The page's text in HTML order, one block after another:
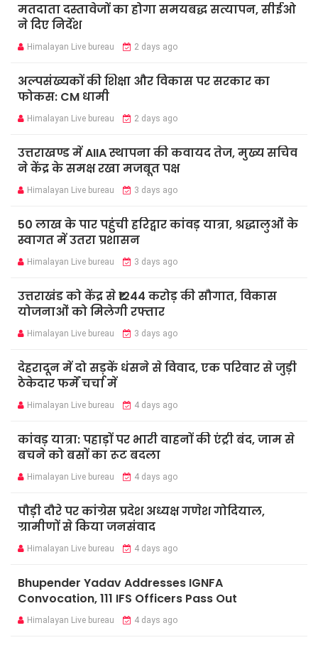
मतदाता दस्तावेजों का होगा समयबद्ध सत्यापन, सीईओ
ने दिए निर्देश
Himalayan Live bureau 2 days ago
अल्पसंख्यकों की शिक्षा और विकास पर सरकार का
फोकस: CM धामी
Himalayan Live bureau 2 days ago
उत्तराखण्ड में AIIA स्थापना की कवायद तेज, मुख्य सचिव
ने केंद्र के समक्ष रखा मजबूत पक्ष
Himalayan Live bureau 3 days ago
50 लाख के पार पहुंची हरिद्वार कांवड़ यात्रा, श्रद्धालुओं के
स्वागत में उतरा प्रशासन
Himalayan Live bureau 3 days ago
उत्तराखंड को केंद्र से ₹1244 करोड़ की सौगात, विकास
योजनाओं को मिलेगी रफ्तार
Himalayan Live bureau 3 days ago
देहरादून में दो सड़कें धंसने से विवाद, एक परिवार से जुड़ी
ठेकेदार फर्में चर्चा में
Himalayan Live bureau 4 days ago
कांवड़ यात्रा: पहाड़ों पर भारी वाहनों की एंट्री बंद, जाम से
बचने को बसों का रूट बदला
Himalayan Live bureau 4 days ago
पौड़ी दौरे पर कांग्रेस प्रदेश अध्यक्ष गणेश गोदियाल,
ग्रामीणों से किया जनसंवाद
Himalayan Live bureau 4 days ago
Bhupender Yadav Addresses IGNFA
Convocation, 111 IFS Officers Pass Out
Himalayan Live bureau 4 days ago